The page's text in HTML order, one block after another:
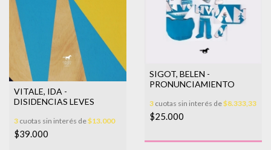
VITALE, IDA -
DISIDENCIAS LEVES
3 cuotas sin interés de$13.000
$39.000
SIGOT, BELEN -
PRONUNCIAMIENTO
3 cuotas sin interés de$8.333,33
$25.000